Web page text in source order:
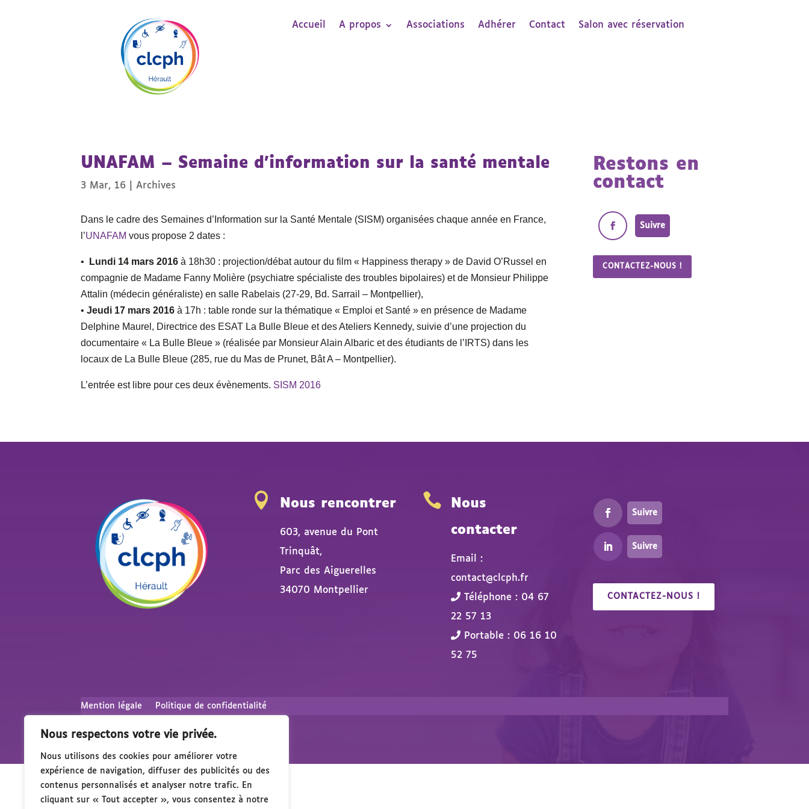
Nous respectons votre vie privée.
Nous utilisons des cookies pour améliorer votre
expérience de navigation, diffuser des publicités ou des
contenus personnalisés et analyser notre trafic. En
cliquant sur « Tout accepter », vous consentez à notre
Accueil A propos Associations Adhérer Contact Salon avec réservation
UNAFAM – Semaine d’information sur la santé mentale
3 Mar, 16 |Archives
Dans le cadre des Semaines d’Information sur la Santé Mentale (SISM) organisées chaque année en France,
l’UNAFAM vous propose 2 dates :
• Lundi 14 mars 2016 à 18h30 : projection/débat autour du film « Happiness therapy » de David O’Russel en
compagnie de Madame Fanny Molière (psychiatre spécialiste des troubles bipolaires) et de Monsieur Philippe
Attalin (médecin généraliste) en salle Rabelais (27-29, Bd. Sarrail – Montpellier),
•Jeudi 17 mars 2016 à 17h : table ronde sur la thématique « Emploi et Santé » en présence de Madame
Delphine Maurel, Directrice des ESAT La Bulle Bleue et des Ateliers Kennedy, suivie d’une projection du
documentaire « La Bulle Bleue » (réalisée par Monsieur Alain Albaric et des étudiants de l’IRTS) dans les
locaux de La Bulle Bleue (285, rue du Mas de Prunet, Bât A – Montpellier).
L’entrée est libre pour ces deux évènements. SISM 2016
Restons en
contact
Suivre
CONTACTEZ-NOUS !
 Nous rencontrer
603, avenue du Pont
Trinquât,
Parc des Aiguerelles
34070 Montpellier

Nous
contacter
Email :
contact@clcph.fr
Téléphone : 04 67
22 57 13
Portable : 06 16 10
52 75
Suivre
Suivre
CONTACTEZ-NOUS !
Mention légale Politique de confidentialité